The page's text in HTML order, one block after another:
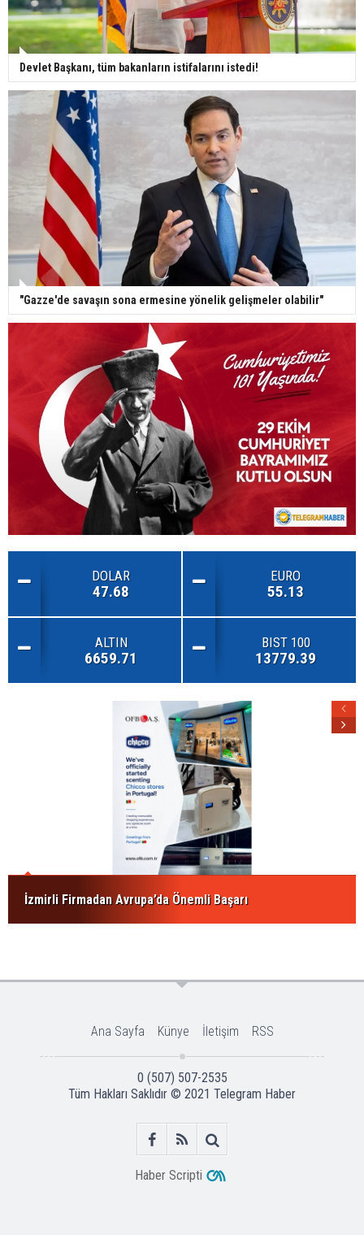
Devlet Başkanı, tüm bakanların istifalarını istedi!
"Gazze'de savaşın sona ermesine yönelik gelişmeler olabilir"
DOLAR
47.68
EURO
55.13
ALTIN
6659.71
BIST 100
13779.39
İzmirli Firmadan Avrupa’da Önemli Başarı
Ana Sayfa Künye İletişim RSS
0 (507) 507-2535
Tüm Hakları Saklıdır © 2021 Telegram Haber
Haber Scripti